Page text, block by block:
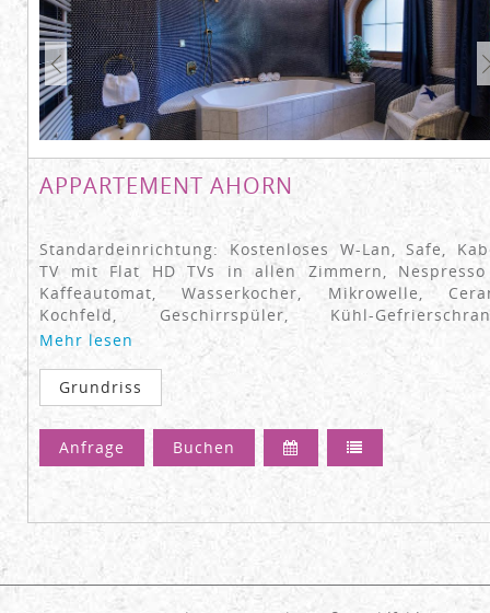
APPARTEMENT AHORN
Standardeinrichtung: Kostenloses W-Lan, Safe,
TV mit Flat HD TVs in allen Zimmern,
Kaffeautomat, Wasserkocher, Mikrowelle,
Kochfeld, Geschirrspüler, Kühl-
Dunstabzug, Gläser, Besteck, Koch- und
Bettwäsche, Handtücher
Detaillierte Informationen finden Sie auf
Website!
Mehr lesen
Grundriss
Anfrage Buchen